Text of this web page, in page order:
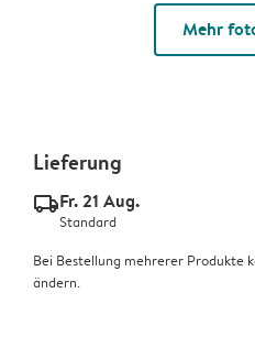
Mehr
Lieferung
delivery_standard_v2Fr. 21 Aug.
Standard
Bei Bestellung mehrerer Produkte
ändern.